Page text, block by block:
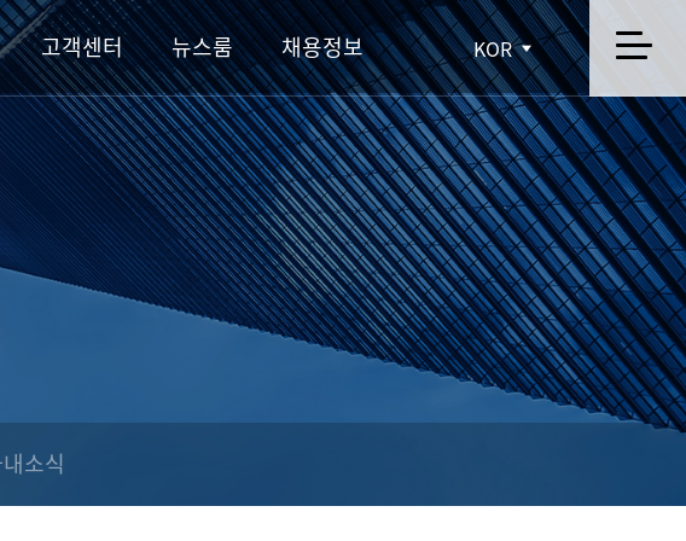
고객센터 뉴스룸 채용정보 KOR
소식